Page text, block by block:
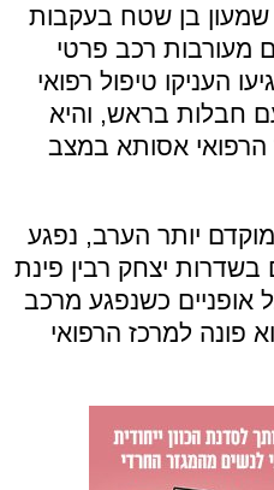
שמעון בן שטח בעקבות
מעורבות רכב פרטי
העניקו טיפול רפואי
לאישה כבת 30 עם חבלות בראש, והיא
הרפואי אסותא במצב
יותר הערב, נפגע
בשדרות יצחק רבין פינת
אופניים כשנפגע מרכב
פונה למרכז הרפואי